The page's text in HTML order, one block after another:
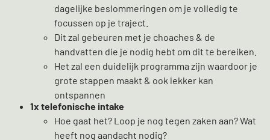
dagelijke beslommeringen om je volledig te
focussen op je traject.
Dit zal gebeuren met je choaches & de
handvatten die je nodig hebt om dit te bereiken.
Het zal een duidelijk programma zijn waardoor je
grote stappen maakt & ook lekker kan
ontspannen
1x telefonische intake
Hoe gaat het? Loop je nog tegen zaken aan? Wat
heeft nog aandacht nodig?